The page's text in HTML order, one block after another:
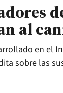
al
en el
sobre las